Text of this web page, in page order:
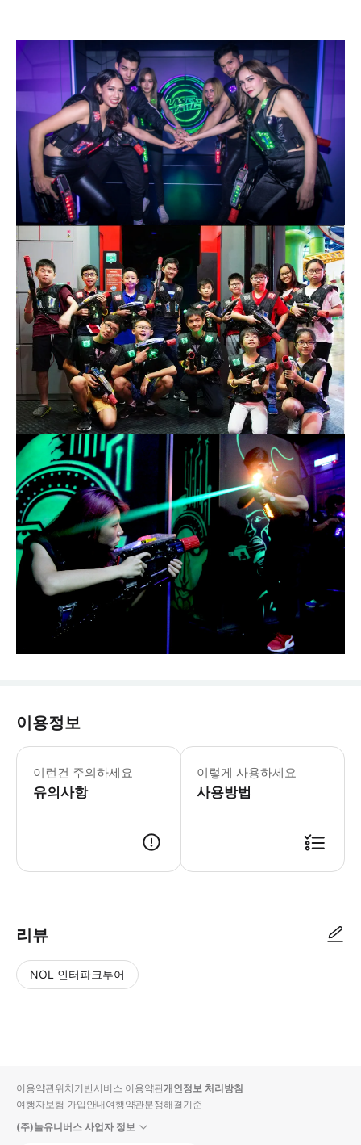
이용정보
이런건 주의하세요
유의사항
이렇게 사용하세요
사용방법
리뷰
NOL 인터파크투어
입니
다.
순
상
이용약관위치기반서비스 이용약관개인정보 처리방침
여행자보험 가입안내여행약관분쟁해결기준
(주)놀유니버스 사업자 정보